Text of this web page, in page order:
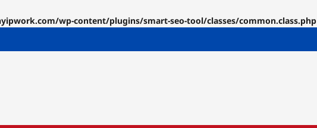
wp-content/plugins/smart-seo-tool/classes/common.class.php